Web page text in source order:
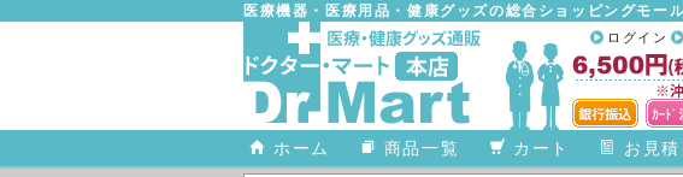
医療機器・医療用品・健康グッズの総合ショッピングモー
ログイン
ホーム 商品一覧 カート お見積